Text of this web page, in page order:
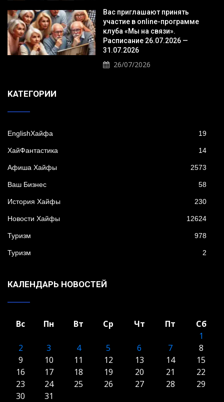
Вас приглашают принять
участие в online-программе
клуба «Мы на связи».
Расписание 26.07.2026 —
31.07.2026
26/07/2026
KАТЕГОРИИ
EnglishХайфа 19
XайФантастика 14
Афиша Хайфы 2573
Ваш Бизнес 58
История Хайфы 230
Новости Хайфы 12624
Туризм 978
Туризм 2
КАЛЕНДАРЬ НОВОСТЕЙ
Вс Пн Вт Ср Чт Пт
Сб
1
2
3 4 5 6 7
8
9
10 11 12 13 14
15
16
17 18 19 20 21
22
23
24 25 26 27 28
29
30
31